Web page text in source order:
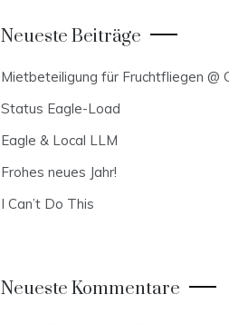
Neueste Beiträge
Mietbeteiligung für Fruchtfliegen @
Status Eagle-Load
Eagle & Local LLM
Frohes neues Jahr!
I Can’t Do This
Neueste Kommentare